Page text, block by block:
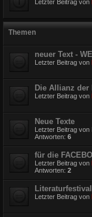
Letzter Beitrag von
Themen
neuer Text -
Letzter Beitrag von
Die Allianz der
Letzter Beitrag von
Neue Texte
Letzter Beitrag von
Antworten: 6
für die
Letzter Beitrag von
Antworten: 2
Letzter Beitrag von